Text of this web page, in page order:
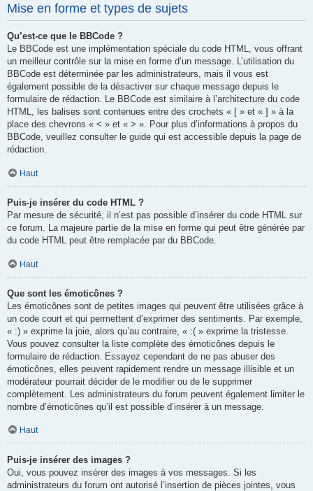
Mise en forme et types de sujets
Qu’est-ce que le BBCode ?
Le BBCode est une implémentation spéciale du code HTML, vous offrant
un meilleur contrôle sur la mise en forme d’un message. L’utilisation du
BBCode est déterminée par les administrateurs, mais il vous est
également possible de la désactiver sur chaque message depuis le
formulaire de rédaction. Le BBCode est similaire à l’architecture du code
HTML, les balises sont contenues entre des crochets « [ » et « ] » à la
place des chevrons « < » et « > ». Pour plus d’informations à propos du
BBCode, veuillez consulter le guide qui est accessible depuis la page de
rédaction.
Haut
Puis-je insérer du code HTML ?
Par mesure de sécurité, il n’est pas possible d’insérer du code HTML sur
ce forum. La majeure partie de la mise en forme qui peut être générée par
du code HTML peut être remplacée par du BBCode.
Haut
Que sont les émoticônes ?
Les émoticônes sont de petites images qui peuvent être utilisées grâce à
un code court et qui permettent d’exprimer des sentiments. Par exemple,
« :) » exprime la joie, alors qu’au contraire, « :( » exprime la tristesse.
Vous pouvez consulter la liste complète des émoticônes depuis le
formulaire de rédaction. Essayez cependant de ne pas abuser des
émoticônes, elles peuvent rapidement rendre un message illisible et un
modérateur pourrait décider de le modifier ou de le supprimer
complètement. Les administrateurs du forum peuvent également limiter le
nombre d’émoticônes qu’il est possible d’insérer à un message.
Haut
Puis-je insérer des images ?
Oui, vous pouvez insérer des images à vos messages. Si les
administrateurs du forum ont autorisé l’insertion de pièces jointes, vous